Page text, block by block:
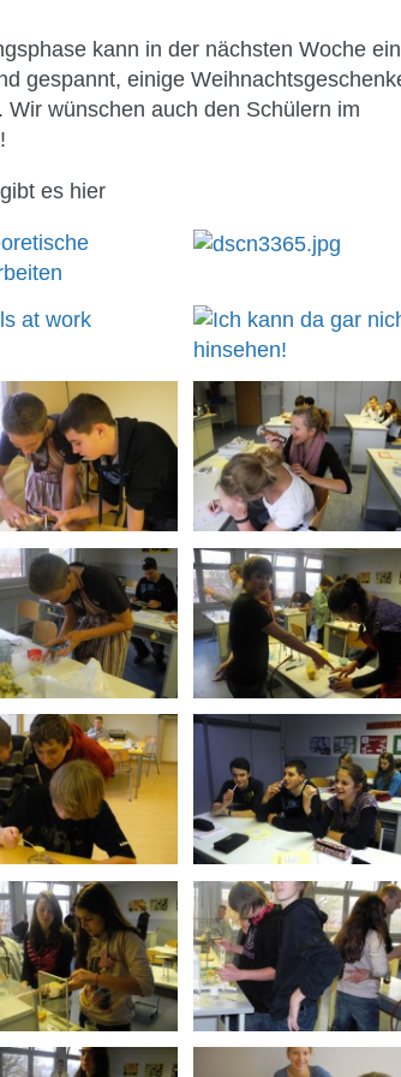
kann in der nächsten Woche
gespannt, einige
wünschen auch den Schülern im
es hier